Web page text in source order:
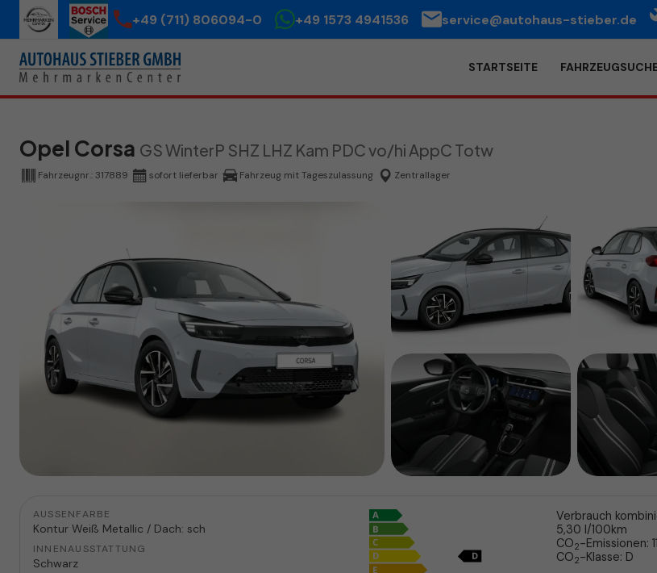
+49 (711) 806094-0 +49 1573 4941536 service@autohaus-stieber.de
STARTSEITE
Opel Corsa GS WinterP SHZ LHZ Kam PDC vo/hi AppC Totw
Fahrzeugnr.:317889 sofort lieferbar Fahrzeug mit Tageszulassung Zentrallager
AUSSENFARBE
Kontur Weiß Metallic / Dach: sch
INNENAUSSTATTUNG
Schwarz
Verbrauch
5,30 l/100km
CO2-Emissionen:
CO2-Klasse: D